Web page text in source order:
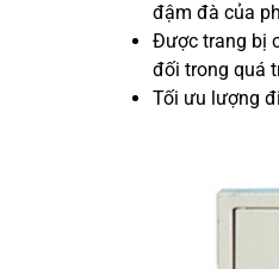
đậm đà của
Được trang bị
đối trong quá
Tối ưu lượng